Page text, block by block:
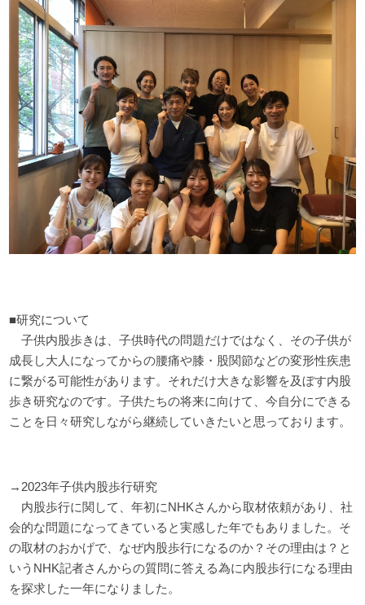
■研究について
子供内股歩きは、子供時代の問題だけではなく、その子供が
成長し大人になってからの腰痛や膝・股関節などの変形性疾患
に繋がる可能性があります。それだけ大きな影響を及ぼす内股
歩き研究なのです。子供たちの将来に向けて、今自分にできる
ことを日々研究しながら継続していきたいと思っております。
→2023年子供内股歩行研究
内股歩行に関して、年初にNHKさんから取材依頼があり、社
会的な問題になってきていると実感した年でもありました。そ
の取材のおかげで、なぜ内股歩行になるのか？その理由は？と
いうNHK記者さんからの質問に答える為に内股歩行になる理由
を探求した一年になりました。